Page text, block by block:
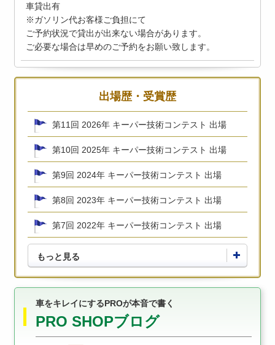
車貸出有
※ガソリン代お客様ご負担にて
ご予約状況で貸出が出来ない場合があります。
ご必要な場合は早めのご予約をお願い致します。
出場歴・受賞歴
第11回 2026年 キーパー技術コンテスト 出場
第10回 2025年 キーパー技術コンテスト 出場
第9回 2024年 キーパー技術コンテスト 出場
第8回 2023年 キーパー技術コンテスト 出場
第7回 2022年 キーパー技術コンテスト 出場
もっと見る
車をキレイにするPROが本音で書く
PRO SHOPブログ